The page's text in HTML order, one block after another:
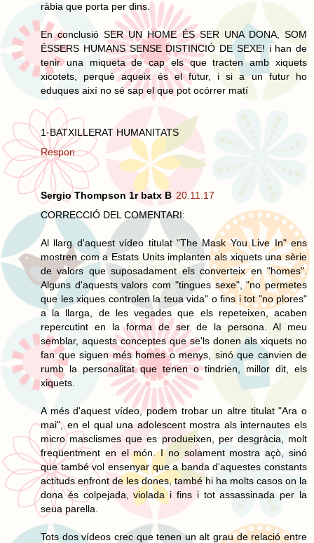
ràbia que porta per dins.
En conclusió SER UN HOME ÉS SER UNA DONA, SOM
ÉSSERS HUMANS SENSE DISTINCIÓ DE SEXE! i han de
tenir una miqueta de cap els que tracten amb xiquets
xicotets, perquè aqueix és el futur, i si a un futur ho
eduques així no sé sap el que pot ocórrer matí
1·BATXILLERAT HUMANITATS
Respon
Sergio Thompson 1r batx B 20.11.17
CORRECCIÓ DEL COMENTARI:
Al llarg d'aquest vídeo titulat "The Mask You Live In" ens
mostren com a Estats Units implanten als xiquets una sèrie
de valors que suposadament els converteix en "homes".
Alguns d'aquests valors com "tingues sexe", "no permetes
que les xiques controlen la teua vida" o fins i tot "no plores"
a la llarga, de les vegades que els repeteixen, acaben
repercutint en la forma de ser de la persona. Al meu
semblar, aquests conceptes que se'ls donen als xiquets no
fan que siguen més homes o menys, sinó que canvien de
rumb la personalitat que tenen o tindrien, millor dit, els
xiquets.
A més d'aquest vídeo, podem trobar un altre titulat "Ara o
mai", en el qual una adolescent mostra als internautes els
micro masclismes que es produeixen, per desgràcia, molt
freqüentment en el món. I no solament mostra açò, sinó
que també vol ensenyar que a banda d'aquestes constants
actituds enfront de les dones, també hi ha molts casos on la
dona és colpejada, violada i fins i tot assassinada per la
seua parella.
Tots dos vídeos crec que tenen un alt grau de relació entre